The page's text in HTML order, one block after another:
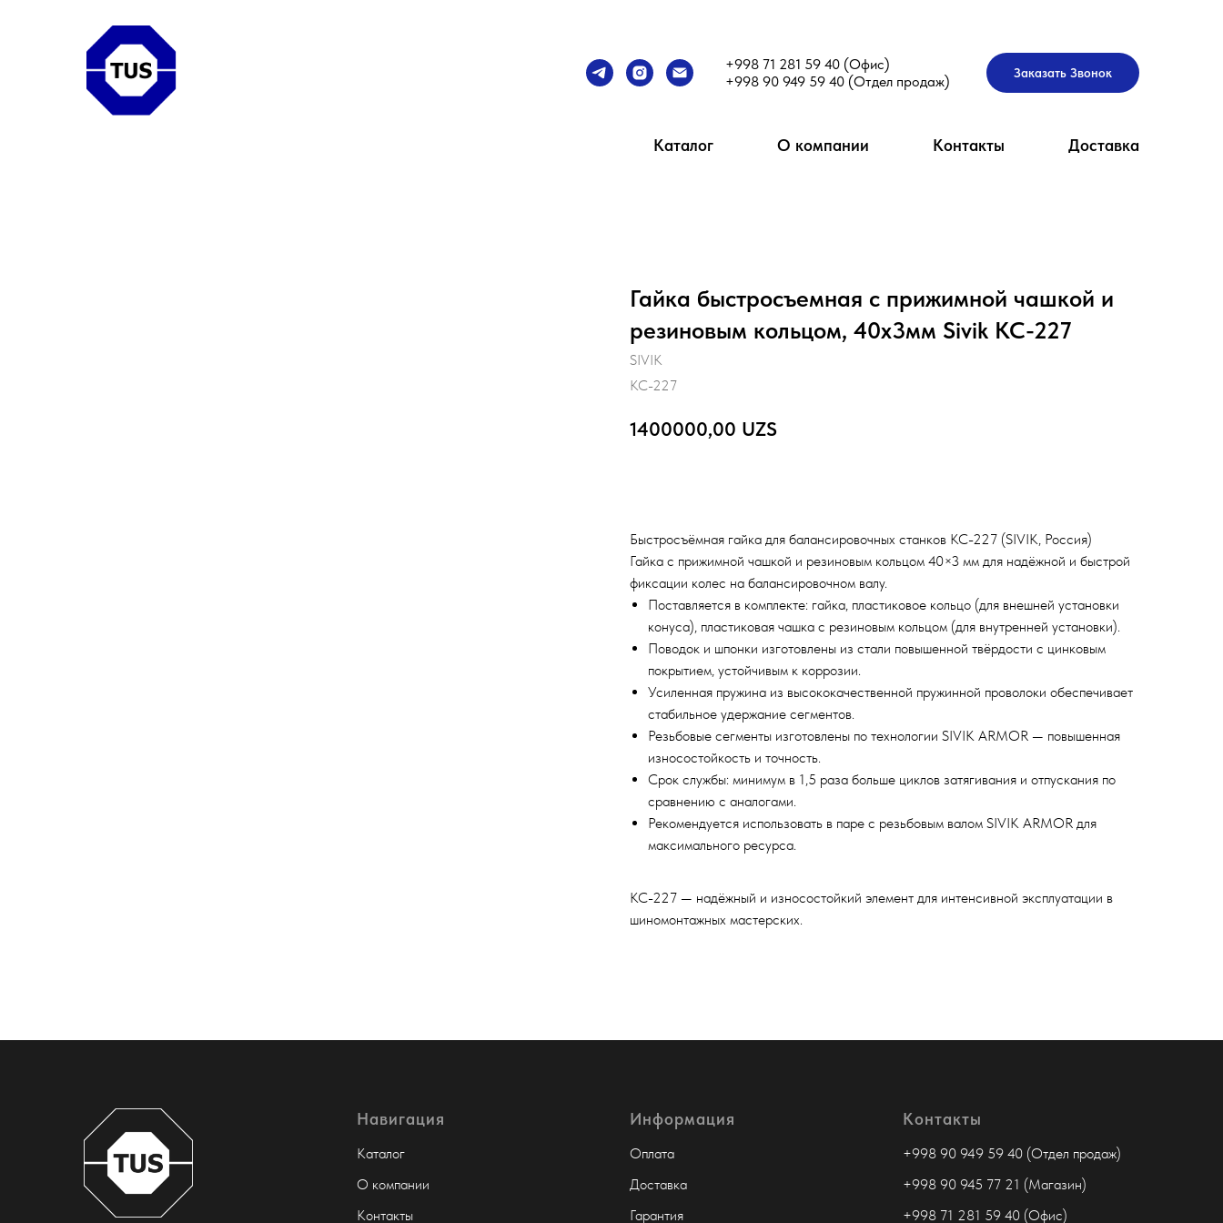
+998 71 281 59 40 (Офис)
+998 90 949 59 40 (Отдел продаж)
Заказать Звонок
Каталог О компании Контакты Доставка
Гайка быстросъемная с прижимной чашкой и
резиновым кольцом, 40х3мм Sivik КС-227
SIVIK
КС-227
1400000,00 UZS
Быстросъёмная гайка для балансировочных станков КС-227 (SIVIK, Россия)
Гайка с прижимной чашкой и резиновым кольцом 40×3 мм для надёжной и быстрой
фиксации колес на балансировочном валу.
Поставляется в комплекте: гайка, пластиковое кольцо (для внешней установки
конуса), пластиковая чашка с резиновым кольцом (для внутренней установки).
Поводок и шпонки изготовлены из стали повышенной твёрдости с цинковым
покрытием, устойчивым к коррозии.
Усиленная пружина из высококачественной пружинной проволоки обеспечивает
стабильное удержание сегментов.
Резьбовые сегменты изготовлены по технологии SIVIK ARMOR — повышенная
износостойкость и точность.
Срок службы: минимум в 1,5 раза больше циклов затягивания и отпускания по
сравнению с аналогами.
Рекомендуется использовать в паре с резьбовым валом SIVIK ARMOR для
максимального ресурса.
КС-227 — надёжный и износостойкий элемент для интенсивной эксплуатации в
шиномонтажных мастерских.
Навигация
Каталог
О компании
Контакты
Информация
Оплата
Доставка
Гарантия
Контакты
+998 90 949 59 40 (Отдел продаж)
+998 90 945 77 21 (Магазин)
+998 71 281 59 40 (Офис)